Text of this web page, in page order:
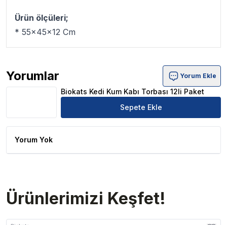
Ürün ölçüleri;
* 55x45x12 Cm
Yorumlar
Biokats Kedi Kum Kabı Torbası 12li Paket Ürün Yorumları
Yorum Ekle
Biokats Kedi Kum Kabı Torbası 12li Paket
Sepete Ekle
Yorum Yok
Ürünlerimizi Keşfet!